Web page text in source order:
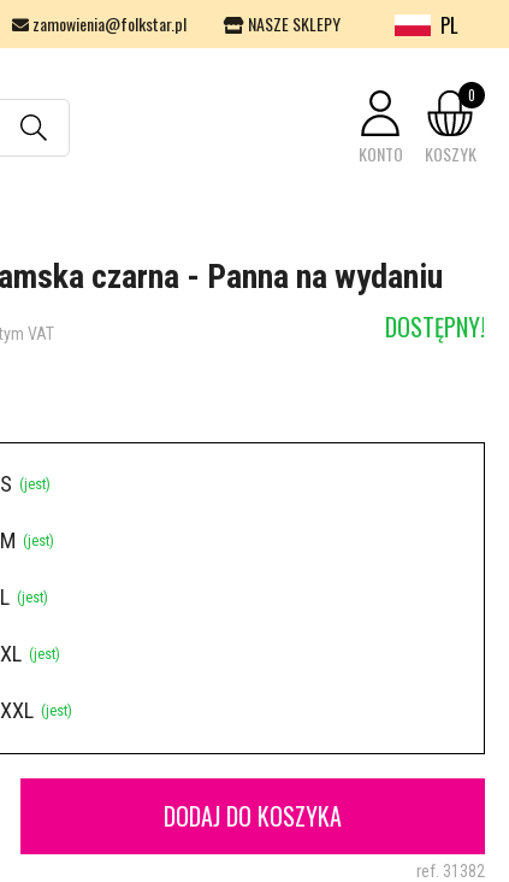
zamowienia@folkstar.pl NASZE SKLEPY PL
KONTO KOSZYK
0
czarna - Panna na wydaniu
VAT DOSTĘPNY!
(jest)
(jest)
(jest)
(jest)
(jest)
DODAJ DO KOSZYKA
ref. 31382